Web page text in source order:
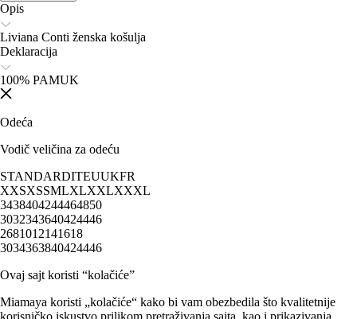
Opis
Liviana Conti ženska košulja
Deklaracija
100% PAMUK
Odeća
Vodič veličina za odeću
STANDARDITEUUKFR
XXSXSSMLXLXXLXXXL
3438404244464850
3032343640424446
2681012141618
3034363840424446
Ovaj sajt koristi “kolačiće”
Miamaya koristi „kolačiće“ kako bi vam obezbedila što kvalitetnije
korisničko iskustvo prilikom pretraživanja sajta, kao i prikazivanja